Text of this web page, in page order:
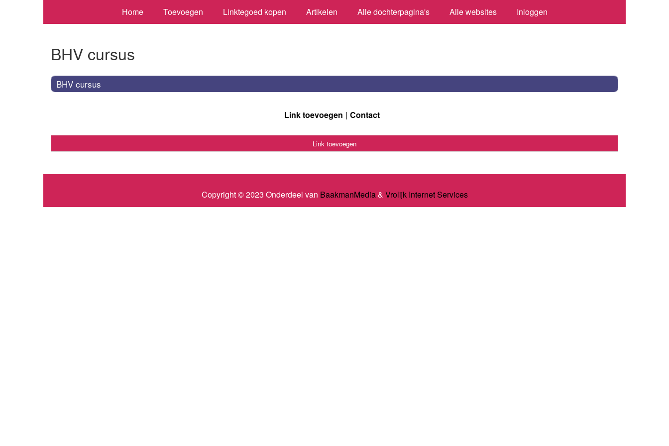
Home Toevoegen Linktegoed kopen Artikelen Alle dochterpagina's Alle websites Inloggen
BHV cursus
BHV cursus
Link toevoegen Contact
Link toevoegen
Copyright © 2023 Onderdeel van BaakmanMedia& Vrolijk Internet Services